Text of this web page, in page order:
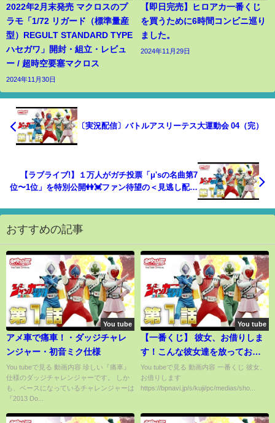
2022年2月末発売 マクロスのプ
ラモ「1/72 リガード（標準量産
型）REGULT STANDARD TYPE
ハセガワ」開封・組立・レビュ
ー / 超時空要塞マクロス
2024年11月30日
【即日完売】ヒロアカ一番くじ
を買うために6時間コンビニ巡り
ました。
2024年11月29日
〔実況配信〕バトルアスリーテス大運動会 04（完）
【ラブライブ!】１万人がガチ投票「μ'sの名曲第7
位〜1位」を特別公開👭💓ファン待望の＜見逃し配信
おすすめの記事
You tube
アメ車で痛車！・ダッジチャレ
ンジャー・初音ミク仕様
You tubeで見る 動画内容 珍しい『痛車』
仕様のダッジチャレンジャーです。 しか
も、ベースになっているチャレンジャーは
『2013 Do...
You tube
【一番くじ】 彼女、お借りしま
す！こんな彼女達を放っておけ
る人はいるのか？イラストボー
ド狙って引いてきた！
You tubeで見る 動画内容 一番くじ 彼女、
お借りします
https://bpnavi.jp/s/kuji/pc/medias/sho...